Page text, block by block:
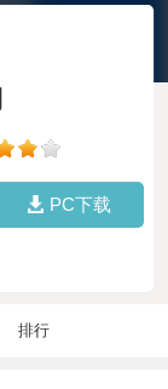
PC下载
排行